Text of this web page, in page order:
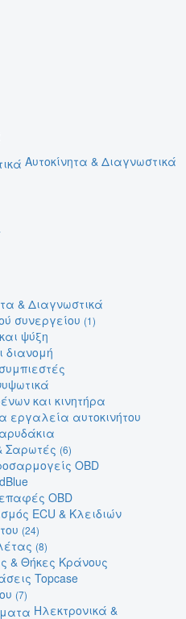
Αυτοκίνητα & Διαγνωστικά
& Διαγνωστικά
συνεργείου (1)
ψύξη
διανομή
και κινητήρα
εργαλεία αυτοκινήτου
Σαρωτές (6)
OBD
OBD
ECU & Κλειδιών
(24)
(8)
& Θήκες Κράνους
Topcase
(7)
Ηλεκτρονικά &